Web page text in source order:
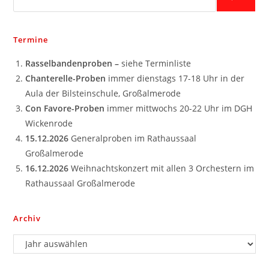
Termine
Rasselbandenproben –siehe Terminliste
Chanterelle-Proben immer dienstags 17-18 Uhr in der
Aula der Bilsteinschule, Großalmerode
Con Favore-Proben immer mittwochs 20-22 Uhr im DGH
Wickenrode
15.12.2026 Generalproben im Rathaussaal
Großalmerode
16.12.2026 Weihnachtskonzert mit allen 3 Orchestern im
Rathaussaal Großalmerode
Archiv
Archiv